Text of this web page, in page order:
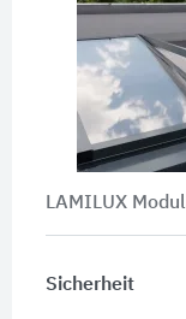
LAMILUX
Sicherheit